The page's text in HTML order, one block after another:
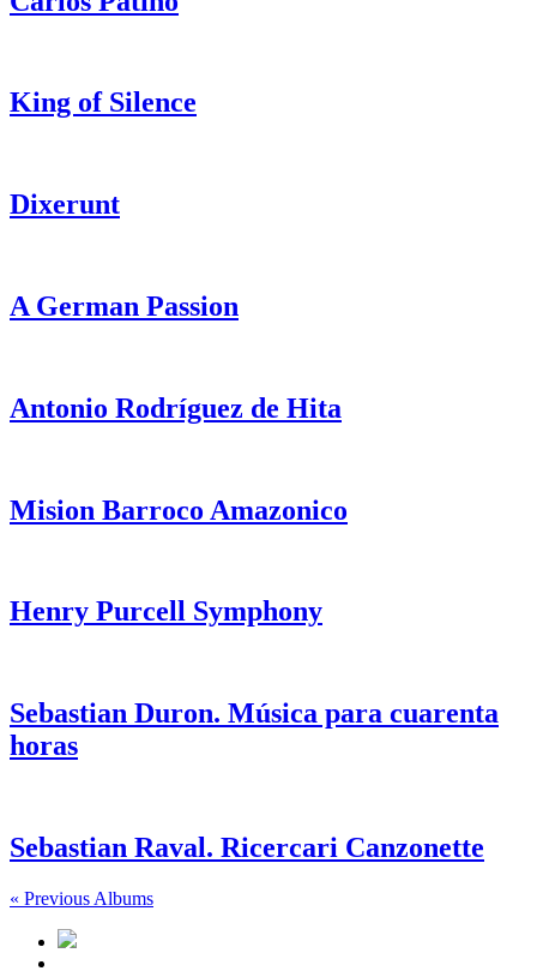
King of Silence
Dixerunt
A German Passion
Antonio Rodríguez de Hita
Mision Barroco Amazonico
Henry Purcell Symphony
Sebastian Duron. Música para cuarenta
horas
Sebastian Raval. Ricercari Canzonette
« Previous Albums